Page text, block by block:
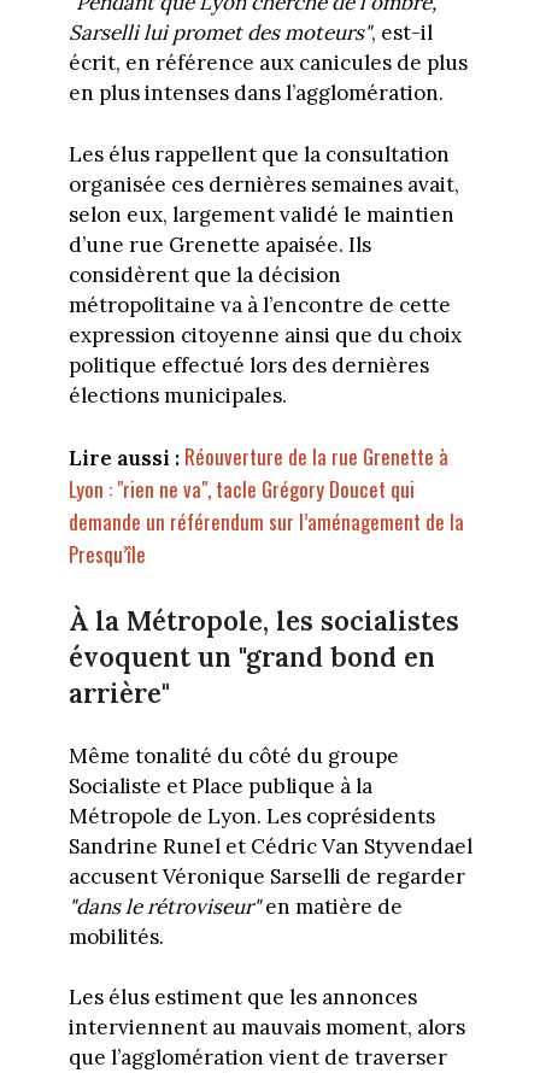
Sarselli lui promet des moteurs", est-il
écrit, en référence aux canicules de plus
en plus intenses dans l’agglomération.
Les élus rappellent que la consultation
organisée ces dernières semaines avait,
selon eux, largement validé le maintien
d’une rue Grenette apaisée. Ils
considèrent que la décision
métropolitaine va à l’encontre de cette
expression citoyenne ainsi que du choix
politique effectué lors des dernières
élections municipales.
Lire aussi : Réouverture de la rue Grenette à
Lyon : "rien ne va", tacle Grégory Doucet qui
demande un référendum sur l’aménagement de la
Presqu’île
À la Métropole, les socialistes
évoquent un "grand bond en
arrière"
Même tonalité du côté du groupe
Socialiste et Place publique à la
Métropole de Lyon. Les coprésidents
Sandrine Runel et Cédric Van Styvendael
accusent Véronique Sarselli de regarder
"dans le rétroviseur"en matière de
mobilités.
Les élus estiment que les annonces
interviennent au mauvais moment, alors
que l’agglomération vient de traverser